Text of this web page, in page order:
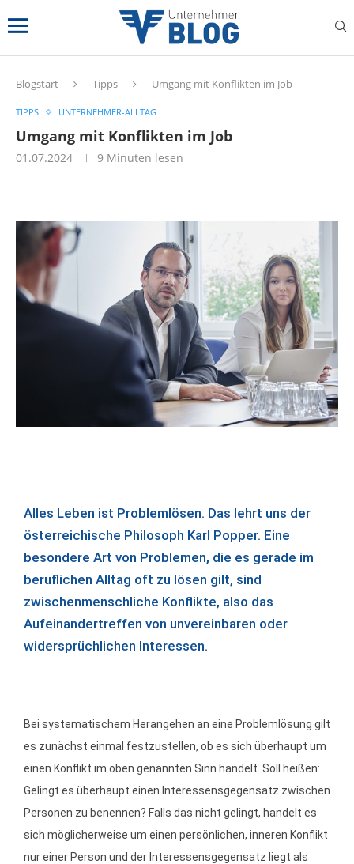
Blogstart Tipps Umgang mit Konflikten im Job
TIPPS UNTERNEHMER-ALLTAG
Umgang mit Konflikten im Job
01.07.2024 9 Minuten lesen
Alles Leben ist Problemlösen. Das lehrt uns der
österreichische Philosoph Karl Popper. Eine
besondere Art von Problemen, die es gerade im
beruflichen Alltag oft zu lösen gilt, sind
zwischenmenschliche Konflikte, also das
Aufeinandertreffen von unvereinbaren oder
widersprüchlichen Interessen.
Bei systematischem Herangehen an eine Problemlösung gilt
es zunächst einmal festzustellen, ob es sich überhaupt um
einen Konflikt im oben genannten Sinn handelt. Soll heißen:
Gelingt es überhaupt einen Interessensgegensatz zwischen
Personen zu benennen? Falls das nicht gelingt, handelt es
sich möglicherweise um einen persönlichen, inneren Konflikt
nur einer Person und der Interessensgegensatz liegt als